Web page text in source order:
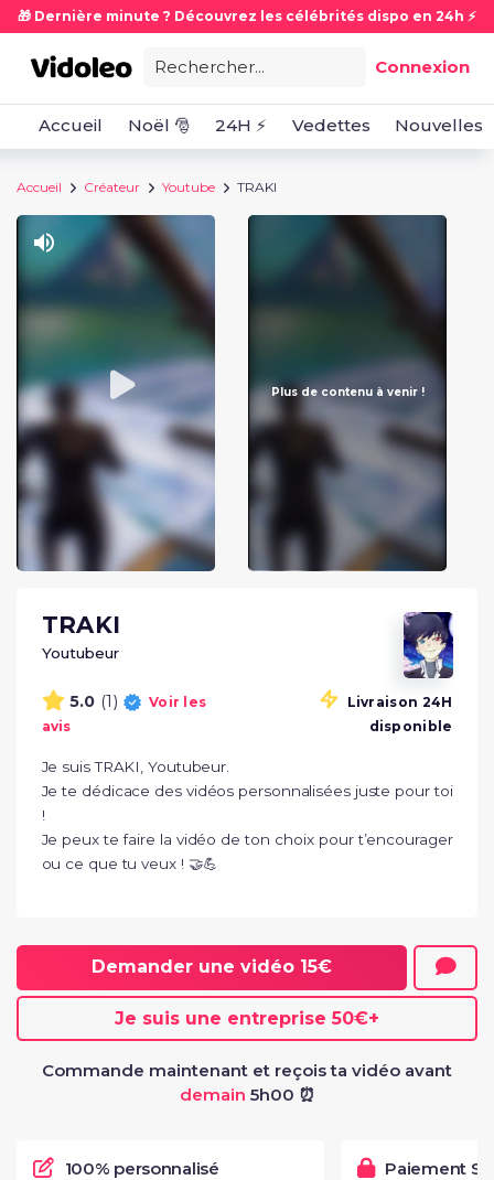
🎁 Dernière minute ? Découvrez les célébrités dispo en 24h ⚡
Rechercher... Connexion
Accueil Noël 🎅 24H ⚡ Vedettes Nouvelles
Accueil Créateur Youtube TRAKI
Plus de contenu à venir !
TRAKI
Youtubeur
5.0 (1)
Voir les
avis
Livraison 24H
disponible
Je suis TRAKI, Youtubeur.
Je te dédicace des vidéos personnalisées juste pour toi
!
Je peux te faire la vidéo de ton choix pour t’encourager
ou ce que tu veux ! 🤝💪
Demander une vidéo 15€
Je suis une entreprise50€+
Commande maintenant et reçois ta vidéo avant
demain 5h00 ⏰
100% personnalisé Paiement